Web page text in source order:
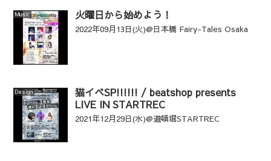
Music 火曜日から始めよう！
2022年09月13日(火)@日本橋 Fairy-Tales Osaka
Design
猫イベSP!!!!!! / beatshop presents
LIVE IN STARTREC
2021年12月29日(水)@道頓堀STARTREC